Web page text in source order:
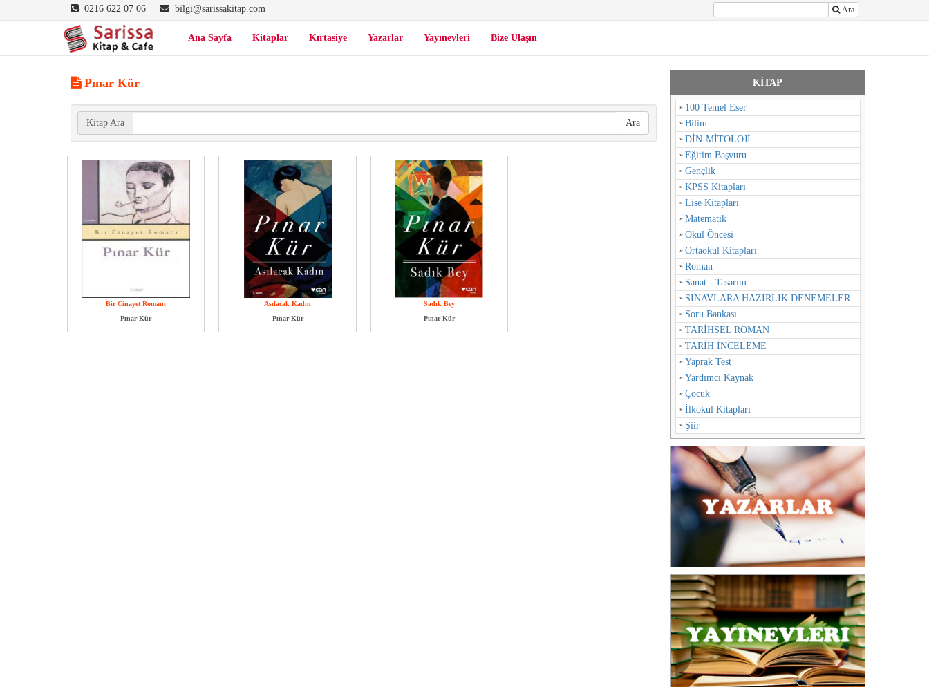
0216 622 07 06 bilgi@sarissakitap.com Ara
Ana Sayfa Kitaplar Kırtasiye Yazarlar Yayınevleri Bize Ulaşın
Pınar Kür
Kitap Ara Ara
Bir Cinayet Romanı
Pınar Kür
Asılacak Kadın
Pınar Kür
Sadık Bey
Pınar Kür
KİTAP
100 Temel Eser
Bilim
DİN-MİTOLOJİ
Eğitim Başvuru
Gençlik
KPSS Kitapları
Lise Kitapları
Matematik
Okul Öncesi
Ortaokul Kitapları
Roman
Sanat - Tasarım
SINAVLARA HAZIRLIK DENEMELER
Soru Bankası
TARİHSEL ROMAN
TARİH İNCELEME
Yaprak Test
Yardımcı Kaynak
Çocuk
İlkokul Kitapları
Şiir